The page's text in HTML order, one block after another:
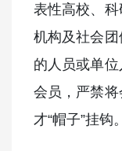
表性高校、
机构及社会
的人员或单
会员，严禁
才“帽子”挂钩。